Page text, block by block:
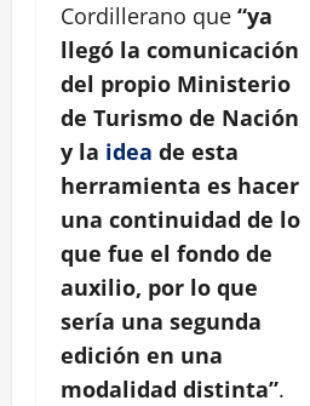
Cordillerano que “ya
llegó la comunicación
del propio Ministerio
de Turismo de Nación
y la idea de esta
herramienta es hacer
una continuidad de lo
que fue el fondo de
auxilio, por lo que
sería una segunda
edición en una
modalidad distinta”.